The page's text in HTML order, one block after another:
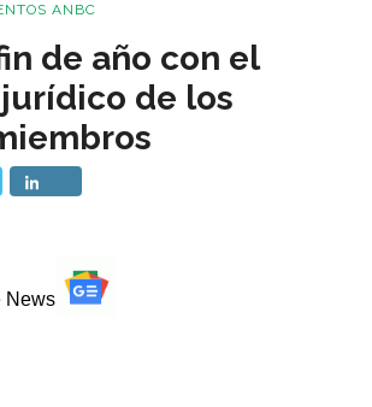
ANBC
de año con el
de los
News